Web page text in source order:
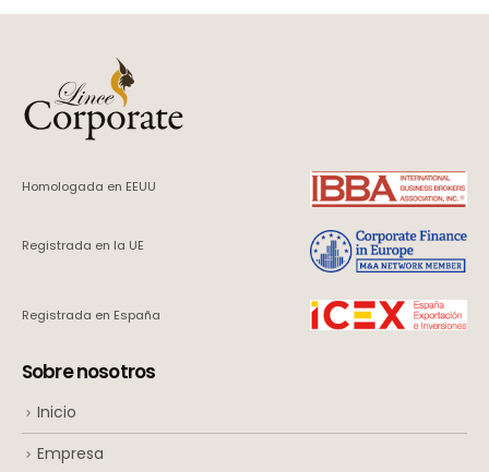
Homologada en EEUU
Registrada en la UE
Registrada en España
Sobre nosotros
Inicio
Empresa